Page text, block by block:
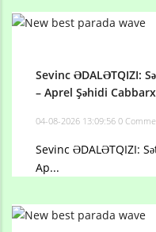
Sevinc ƏDALƏTQIZI:
– Aprel Şəhidi
04-08-2026 13:09:56 0
Sevinc ƏDALƏTQIZI:
Ap...